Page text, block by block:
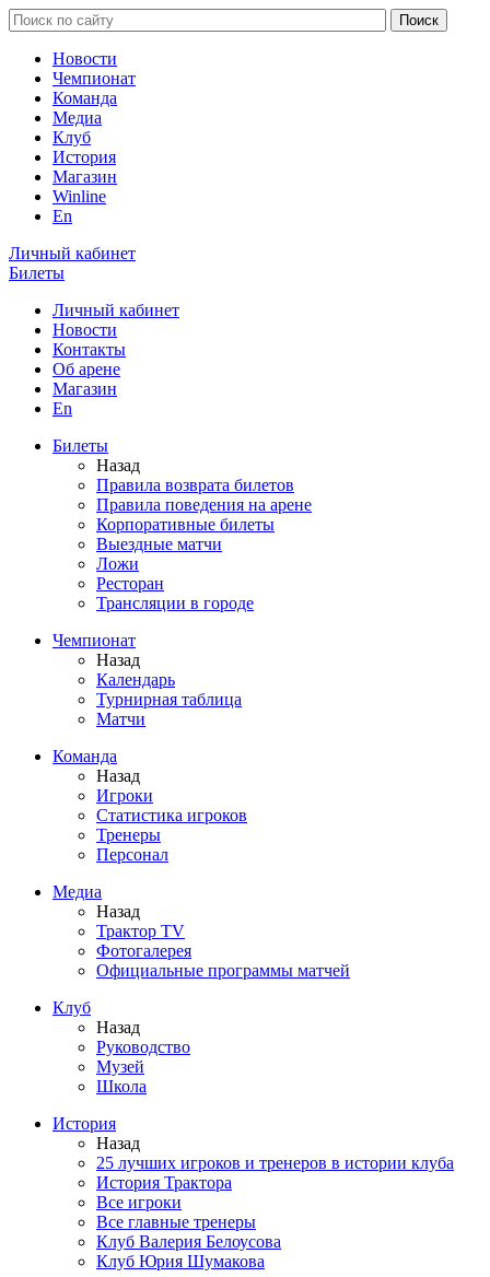
Новости
Чемпионат
Команда
Медиа
Клуб
История
Магазин
Winline
En
Личный кабинет
Билеты
Личный кабинет
Новости
Контакты
Об арене
Магазин
En
Билеты
Назад
Правила возврата билетов
Правила поведения на арене
Корпоративные билеты
Выездные матчи
Ложи
Ресторан
Трансляции в городе
Чемпионат
Назад
Календарь
Турнирная таблица
Матчи
Команда
Назад
Игроки
Статистика игроков
Тренеры
Персонал
Медиа
Назад
Трактор TV
Фотогалерея
Официальные программы матчей
Клуб
Назад
Руководство
Музей
Школа
История
Назад
25 лучших игроков и тренеров в истории клуба
История Трактора
Все игроки
Все главные тренеры
Клуб Валерия Белоусова
Клуб Юрия Шумакова